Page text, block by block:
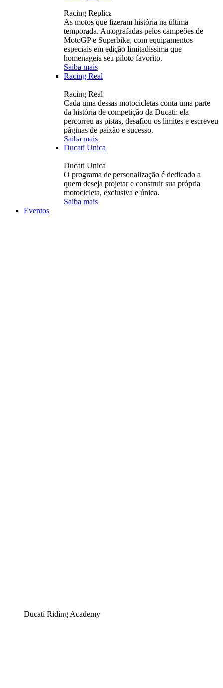
Racing Replica
As motos que fizeram história na última
temporada. Autografadas pelos campeões de
MotoGP e Superbike, com equipamentos
especiais em edição limitadíssima que
homenageia seu piloto favorito.
Saiba mais
Racing Real
Racing Real
Cada uma dessas motocicletas conta uma parte
da história de competição da Ducati: ela
percorreu as pistas, desafiou os limites e escreveu
páginas de paixão e sucesso.
Saiba mais
Ducati Unica
Ducati Unica
O programa de personalização é dedicado a
quem deseja projetar e construir sua própria
motocicleta, exclusiva e única.
Saiba mais
Eventos
Ducati Riding Academy